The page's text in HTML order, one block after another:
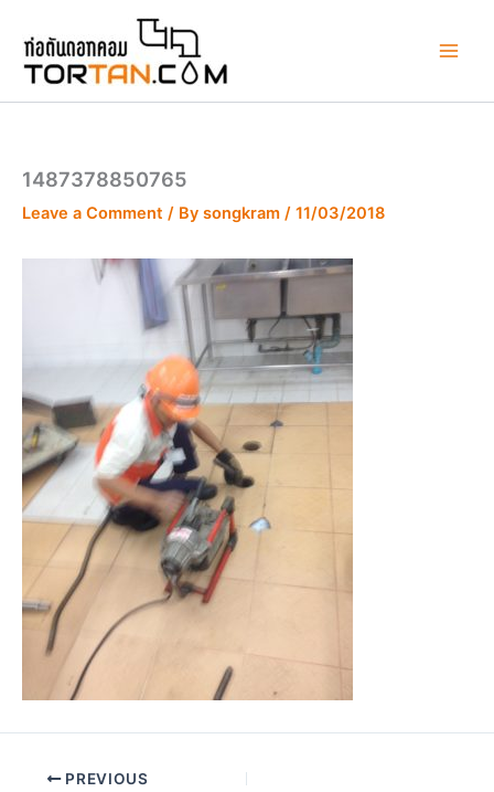
content
1487378850765
Leave a Comment / By songkram / 11/03/2018
PREVIOUS